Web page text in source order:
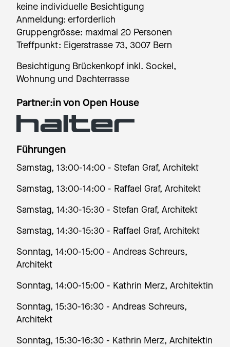
keine individuelle Besichtigung
Anmeldung: erforderlich
Gruppengrösse: maximal 20 Personen
Treffpunkt: Eigerstrasse 73, 3007 Bern
Besichtigung Brückenkopf inkl. Sockel,
Wohnung und Dachterrasse
Partner:in von Open House
Führungen
Samstag, 13:00-14:00 - Stefan Graf, Architekt
Samstag, 13:00-14:00 - Raffael Graf, Architekt
Samstag, 14:30-15:30 - Stefan Graf, Architekt
Samstag, 14:30-15:30 - Raffael Graf, Architekt
Sonntag, 14:00-15:00 - Andreas Schreurs,
Architekt
Sonntag, 14:00-15:00 - Kathrin Merz, Architektin
Sonntag, 15:30-16:30 - Andreas Schreurs,
Architekt
Sonntag, 15:30-16:30 - Kathrin Merz, Architektin